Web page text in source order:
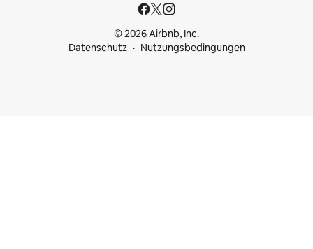
© 2026 Airbnb, Inc.
Datenschutz
Nutzungsbedingungen